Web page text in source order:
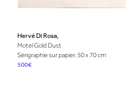
Hervé Di Rosa,
Motel Gold Dust
Sérigraphie sur papier, 50 x 70 cm
500€